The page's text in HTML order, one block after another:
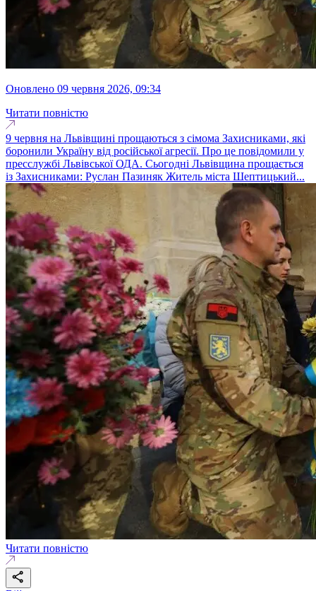
оновлено 09 червня 2026, 09:34
Читати повністю
9 червня на Львівщині прощаються з сімома Захисниками, які
боронили Україну від російської агресії. Про це повідомили у
пресслужбі Львівської ОДА. Сьогодні Львівщина прощається
із Захисниками: Руслан Пазиняк Житель міста Шептицький...
Читати повністю